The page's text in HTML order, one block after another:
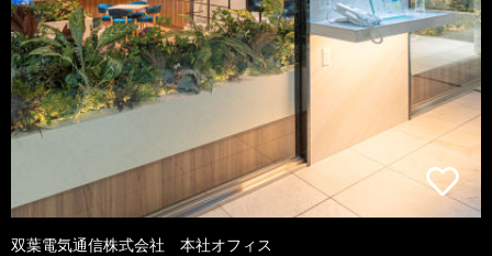
双葉電気通信株式会社 本社オフィス